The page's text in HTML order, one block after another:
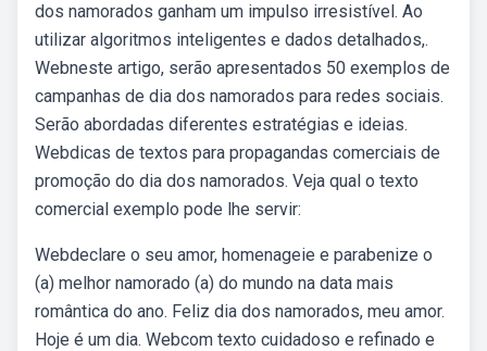
dos namorados ganham um impulso irresistível. Ao
utilizar algoritmos inteligentes e dados detalhados,.
Webneste artigo, serão apresentados 50 exemplos de
campanhas de dia dos namorados para redes sociais.
Serão abordadas diferentes estratégias e ideias.
Webdicas de textos para propagandas comerciais de
promoção do dia dos namorados. Veja qual o texto
comercial exemplo pode lhe servir:
Webdeclare o seu amor, homenageie e parabenize o
(a) melhor namorado (a) do mundo na data mais
romântica do ano. Feliz dia dos namorados, meu amor.
Hoje é um dia. Webcom texto cuidadoso e refinado e